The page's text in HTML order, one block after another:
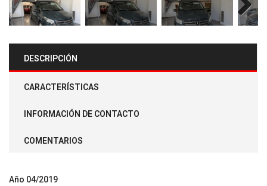
Next
DESCRIPCIÓN
CARACTERÍSTICAS
INFORMACIÓN DE CONTACTO
COMENTARIOS
Año 04/2019